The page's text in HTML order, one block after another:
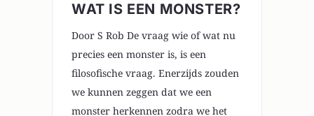
WAT IS EEN MONSTER?
Door S Rob De vraag wie of wat nu
precies een monster is, is een
filosofische vraag. Enerzijds zouden
we kunnen zeggen dat we een
monster herkennen zodra we het